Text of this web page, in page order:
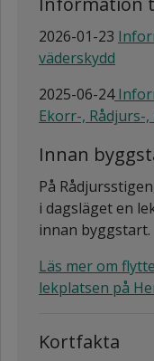
2026-01-23
väderskydd
2025-06-24
Ekorr-, Rådjurs-
Innan
På
i dagsläget en
innan byggstart.
Läs mer om
lekplatsen på
Kortfakta